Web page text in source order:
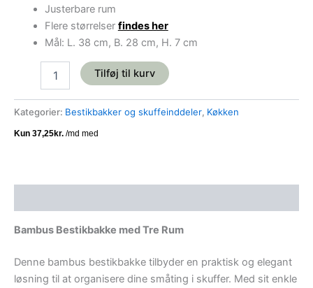
Justerbare rum
Flere størrelser findes her
Mål: L. 38 cm, B. 28 cm, H. 7 cm
Tilføj til kurv
Kategorier: Bestikbakker og skuffeinddeler, Køkken
Bambus Bestikbakke med Tre Rum
Denne bambus bestikbakke tilbyder en praktisk og elegant
løsning til at organisere dine småting i skuffer. Med sit enkle